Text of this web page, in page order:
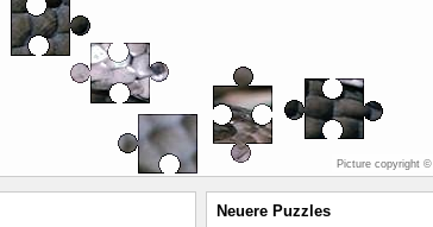
Picture copyright ©
Neuere Puzzles